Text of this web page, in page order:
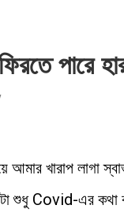
পারে
খারাপ লাগা
শুধু Covid-এর